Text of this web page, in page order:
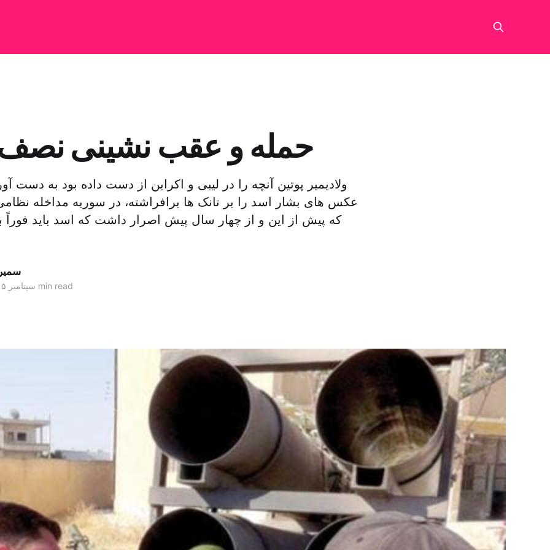
حمله و عقب نشینی نصف
ولادیمیر پوتین آنچه را در لیبی و اکراین از دست داده بود به دست
عکس های بشار اسد را بر تانک ها برافراشته، در سوریه مداخله
که پیش از این و از چهار سال پیش اصرار داشت که اسد باید فوراً
۲۴ سپتامبر ۲۰۱۵ 2 min read